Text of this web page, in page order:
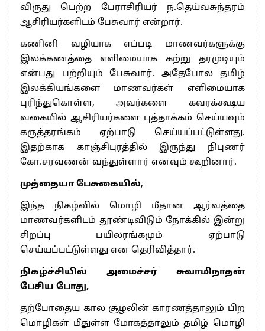
விருது பெற்ற பேராசிரியர் ந.தெய்வசுந்தரம்
ஆசிரியர்களிடம் பேசுவார் என்றார்.
கணினி வழியாக எப்படி மாணவர்களுக்கு
இலக்கணத்தை எளிமையாக கற்று தரமுடியும்
என்பது பற்றியும் பேசுவார். அதேபோல தமிழ்
இலக்கியங்களை மாணவர்கள் எளிமையாக
புரிந்துகொள்ள, அவர்களை கவரக்கூடிய
வகையில் ஆசிரியர்களை புத்தாக்கம் செய்யவும்
கருத்தரங்கம் ஏற்பாடு செய்யப்பட்டுள்ளது.
இதற்காக காஞ்சிபுரத்தில் இருந்து நிபுணர்
கோ.சரவணன் வந்துள்ளார் எனவும் கூறினார்.
முத்தையா பேசுகையில்,
இந்த நிகழ்வில் மொழி மீதான ஆர்வத்தை
மாணவர்களிடம் தூண்டிவிடும் நோக்கில் இன்று
சிறப்பு பயிலரங்கமும் ஏற்பாடு
செய்யப்பட்டுள்ளது என தெரிவித்தார்.
நிகழ்ச்சியில் அமைச்சர் சுவாமிநாதன்
பேசிய போது,
தற்போதைய கால சூழலின் காரணத்தாலும் பிற
மொழிகள் மீதுள்ள மோகத்தாலும் தமிழ் மொழி